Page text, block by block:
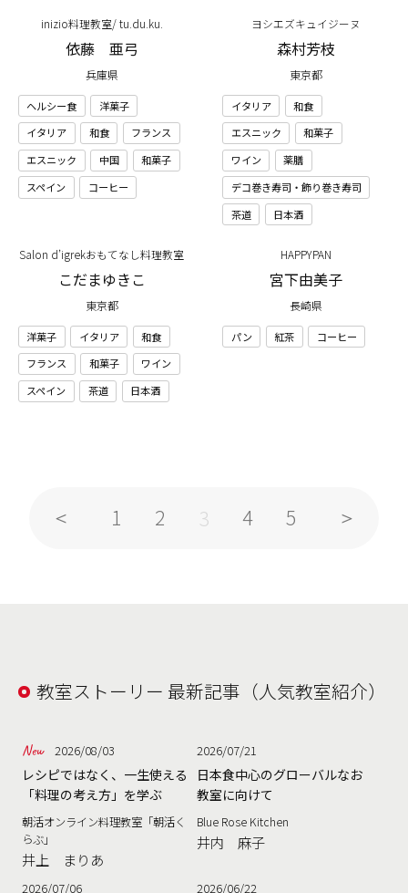
inizio料理教室/ tu.du.ku.
依藤 亜弓
兵庫県
ヘルシー食
洋菓子
イタリア
和食
フランス
エスニック
中国
和菓子
スペイン
コーヒー
ヨシエズキュイジーヌ
森村芳枝
東京都
イタリア
和食
エスニック
和菓子
ワイン
薬膳
デコ巻き寿司・飾り巻き寿司
茶道
日本酒
Salon d’igrekおもてなし料理教室
こだまゆきこ
東京都
洋菓子 イタリア
和食
フランス
和菓子
ワイン
スペイン
茶道 日本酒
HAPPYPAN
宮下由美子
長崎県
パン 紅茶 コーヒー
1 2 3 4 5
教室ストーリー 最新記事（人気教室紹介）
2026/08/03
レシピではなく、一生使える
「料理の考え方」を学ぶ
朝活オンライン料理教室「朝活く
らぶ」
井上 まりあ
2026/07/21
日本食中心のグローバルなお
教室に向けて
Blue Rose Kitchen
井内 麻子
2026/07/06 2026/06/22